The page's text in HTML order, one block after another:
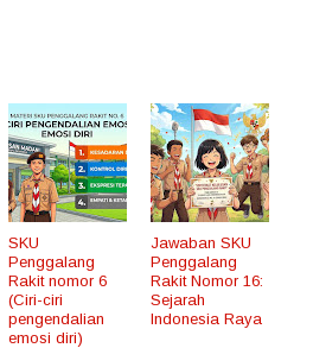
SKU
Penggalang
Rakit nomor 6
(Ciri-ciri
pengendalian
emosi diri)
Jawaban SKU
Penggalang
Rakit Nomor 16:
Sejarah
Indonesia Raya